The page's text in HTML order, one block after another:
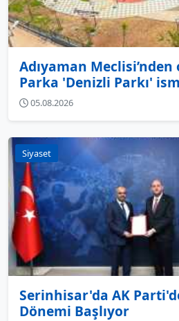
Adıyaman
Parka 'Denizli Parkı'
05.08.2026
Siyaset
Serinhisar'da AK
Dönemi Başlıyor